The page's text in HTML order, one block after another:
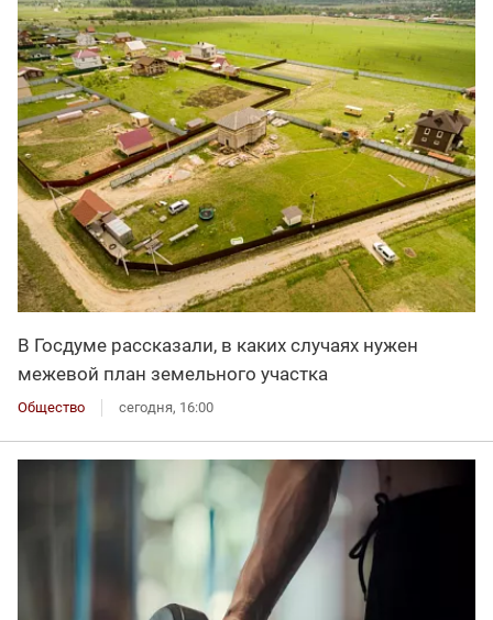
В Госдуме рассказали, в каких случаях нужен
межевой план земельного участка
Общество сегодня, 16:00